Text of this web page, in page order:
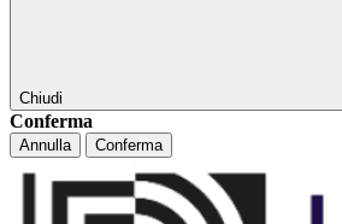
Chiudi
Conferma
Annulla Conferma